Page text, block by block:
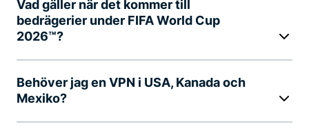
Vad gäller när det kommer till
bedrägerier under FIFA World Cup
2026™?
Behöver jag en VPN i USA, Kanada och
Mexiko?